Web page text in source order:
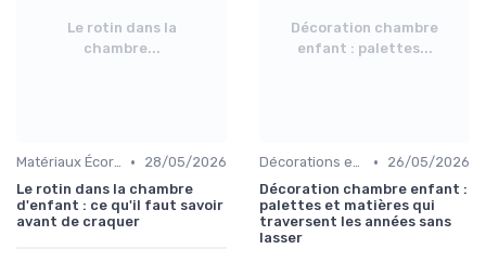
Le rotin dans la
chambre...
Matériaux Écoresponsables •
28/05/2026
Le rotin dans la chambre
d'enfant : ce qu'il faut savoir
avant de craquer
Décoration chambre
enfant : palettes...
Décorations et Accessoires de Chambre •
26/05/2026
Décoration chambre enfant :
palettes et matières qui
traversent les années sans
lasser